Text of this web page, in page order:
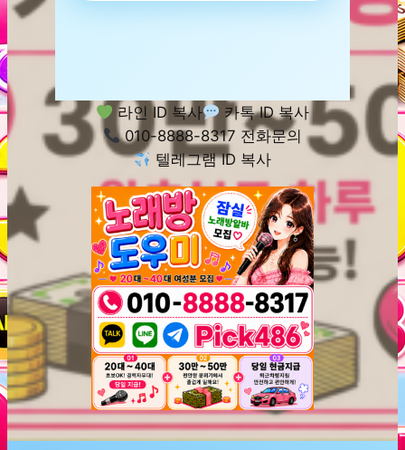
라인 ID 복사
카톡 ID 복사
010-8888-8317 전화문의
텔레그램 ID 복사